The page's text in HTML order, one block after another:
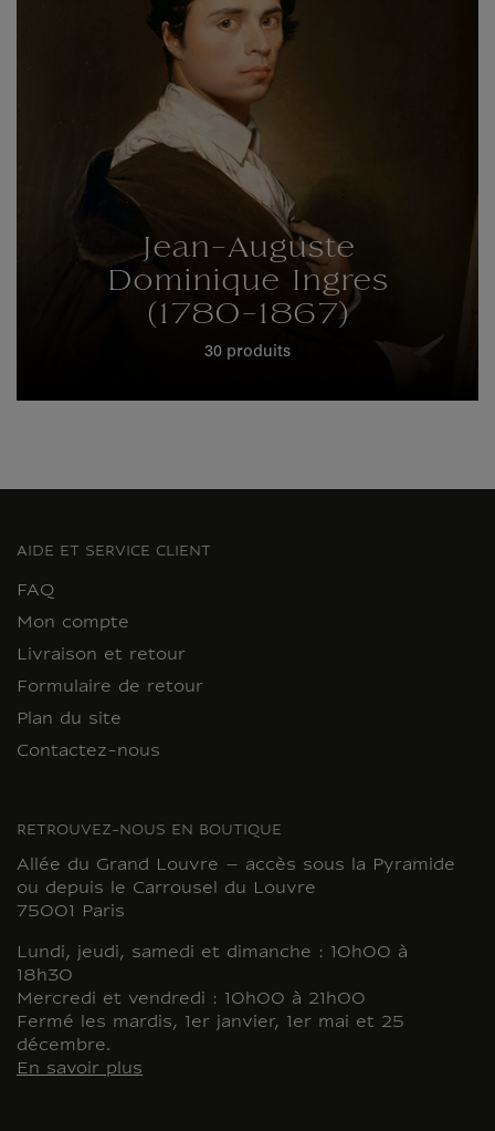
Jean-Auguste
Dominique Ingres
(1780-1867)
30 produits
AIDE ET SERVICE CLIENT
FAQ
Mon compte
Livraison et retour
Formulaire de retour
Plan du site
Contactez-nous
RETROUVEZ-NOUS EN BOUTIQUE
Allée du Grand Louvre – accès sous la Pyramide
ou depuis le Carrousel du Louvre
75001 Paris
Lundi, jeudi, samedi et dimanche : 10h00 à
18h30
Mercredi et vendredi : 10h00 à 21h00
Fermé les mardis, 1er janvier, 1er mai et 25
décembre.
En savoir plus